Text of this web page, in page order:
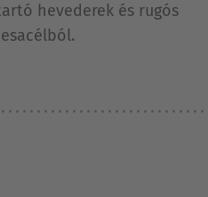
hevederek és rugós